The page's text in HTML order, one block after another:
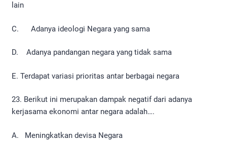
lain
C. Adanya ideologi Negara yang sama
D. Adanya pandangan negara yang tidak sama
E. Terdapat variasi prioritas antar berbagai negara
23. Berikut ini merupakan dampak negatif dari adanya
kerjasama ekonomi antar negara adalah….
A. Meningkatkan devisa Negara